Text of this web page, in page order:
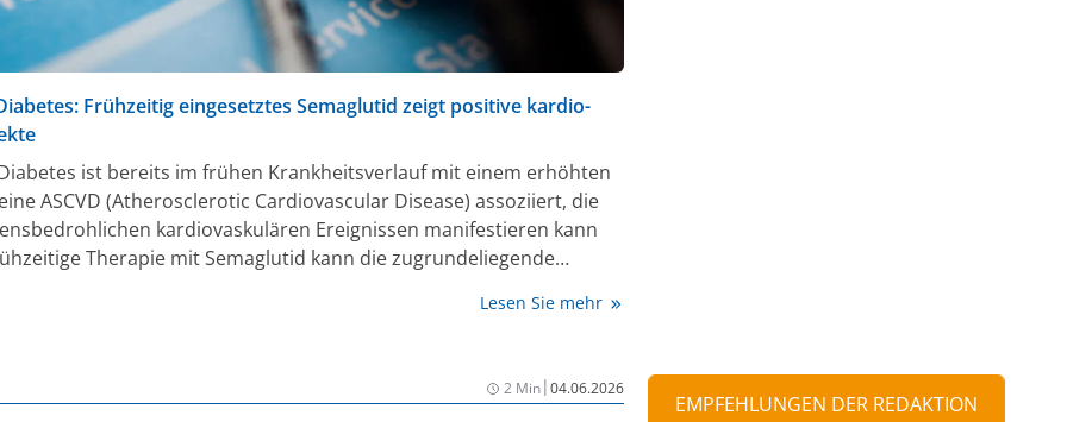
Frühzeitig eingesetztes Semaglutid zeigt positive kardio-
ist bereits im frühen Krankheitsverlauf mit einem erhöhten
ASCVD (Atherosclerotic Cardiovascular Disease) assoziiert, die
kardiovaskulären Ereignissen manifestieren kann
Therapie mit Semaglutid kann die zugrundeliegende
Lesen Sie mehr
2 Min|04.06.2026
EMPFEHLUNGEN DER REDAKTION